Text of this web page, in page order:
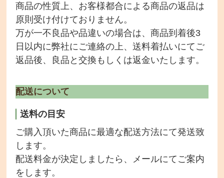
商品の性質上、お客様都合による商品の返品は
原則受け付けておりません。
万が一不良品や品違いの場合は、商品到着後3
日以内に弊社にご連絡の上、送料着払いにてご
返品後、良品と交換もしくは返金いたします。
配送について
送料の目安
ご購入頂いた商品に最適な配送方法にて発送致
します。
配送料金が決定しましたら、メールにてご案内
をします。